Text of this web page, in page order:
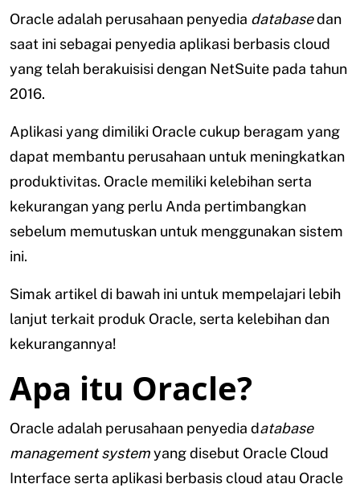
Oracle adalah perusahaan penyedia databasedan
saat ini sebagai penyedia aplikasi berbasis cloud
yang telah berakuisisi dengan NetSuite pada tahun
2016.
Aplikasi yang dimiliki Oracle cukup beragam yang
dapat membantu perusahaan untuk meningkatkan
produktivitas. Oracle memiliki kelebihan serta
kekurangan yang perlu Anda pertimbangkan
sebelum memutuskan untuk menggunakan sistem
ini.
Simak artikel di bawah ini untuk mempelajari lebih
lanjut terkait produk Oracle, serta kelebihan dan
kekurangannya!
Apa itu Oracle?
Oracle adalah perusahaan penyedia database
management systemyang disebut Oracle Cloud
Interface serta aplikasi berbasis cloud atau Oracle